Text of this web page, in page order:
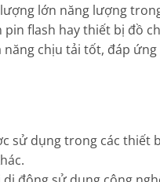
lớn năng lượng
flash hay thiết bị đồ
năng chịu tải tốt, đáp
sử dụng trong các thiết